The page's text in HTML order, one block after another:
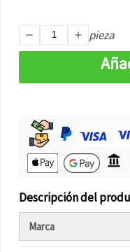
pieza
Descripción del
Marca